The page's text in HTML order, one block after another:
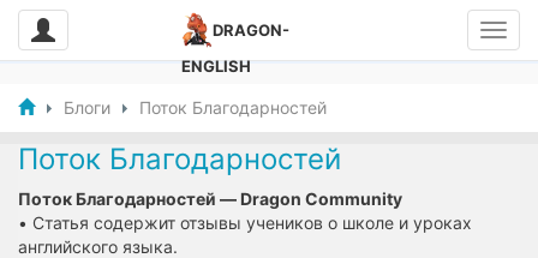
DRAGON-
ENGLISH
Блоги Поток Благодарностей
Поток Благодарностей
Поток Благодарностей — Dragon Community
• Статья содержит отзывы учеников о школе и уроках
английского языка.